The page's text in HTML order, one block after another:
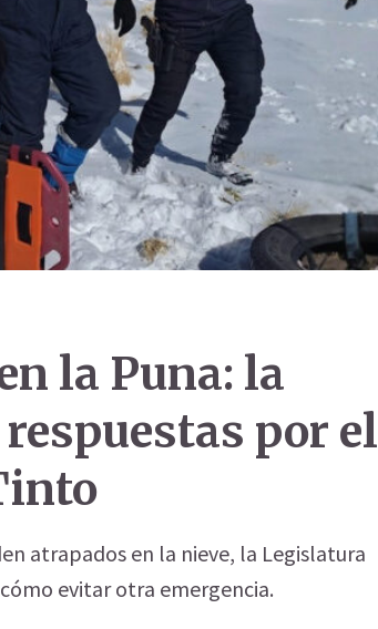
la Puna: la
por el
atrapados en la nieve, la Legislatura
evitar otra emergencia.